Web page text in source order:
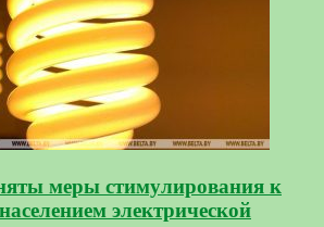
меры стимулирования к
электрической